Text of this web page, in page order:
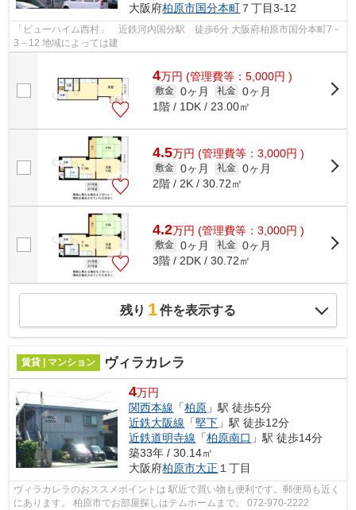
大阪府柏原市国分本町 ７丁目3-12
「ビューハイム西村」 近鉄河内国分駅 徒歩6分 大阪府柏原市国分本町7－
3－12 地域によっては建
4万円 (管理費等：5,000円 )
敷金 0ヶ月 礼金 0ヶ月
1階 / 1DK / 23.00㎡
4.5万円 (管理費等：3,000円 )
敷金 0ヶ月 礼金 0ヶ月
2階 / 2K / 30.72㎡
4.2万円 (管理費等：3,000円 )
敷金 0ヶ月 礼金 0ヶ月
3階 / 2DK / 30.72㎡
残り 1件を表示する
賃貸 | マンション ヴィラカレラ
4万円
関西本線 「柏原 」駅 徒歩5分
近鉄大阪線 「堅下 」駅 徒歩12分
近鉄道明寺線 「柏原南口 」駅 徒歩14分
築33年 / 30.14㎡
大阪府柏原市大正 １丁目
ヴィラカレラのおススメポイントは 駅近で買い物も便利です。郵便局も近く
にあります。 柏原市でお部屋探しはテムホームまで。 072-970-2222